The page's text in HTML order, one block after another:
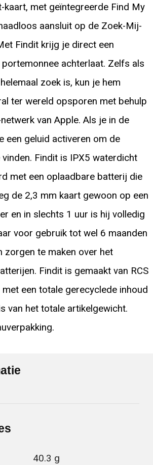
kaart, met geïntegreerde Find My
aansluit op de Zoek-Mij-
Findit krijg je direct een
achterlaat. Zelfs als
zoek is, kun je hem
ter wereld opsporen met behulp
van Apple. Als je in de
een geluid activeren om de
Findit is IPX5 waterdicht
met een oplaadbare batterij die
de 2,3 mm kaart gewoon op een
en in slechts 1 uur is hij volledig
voor gebruik tot wel 6 maanden
zorgen te maken over het
Findit is gemaakt van RCS
met een totale gerecyclede inhoud
van het totale artikelgewicht.
40.3 g